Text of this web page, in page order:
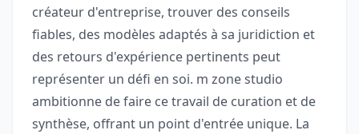
créateur d'entreprise, trouver des conseils
fiables, des modèles adaptés à sa juridiction et
des retours d'expérience pertinents peut
représenter un défi en soi. m zone studio
ambitionne de faire ce travail de curation et de
synthèse, offrant un point d'entrée unique. La